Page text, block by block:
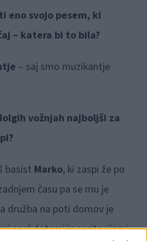
eno svojo pesem, ki
– katera bi to bila?
– saj smo muzikantje
vožnjah najboljši za
basist Marko, ki zaspi že po
času pa se mu je
družba na poti domov je
anekdotami in recitacijami